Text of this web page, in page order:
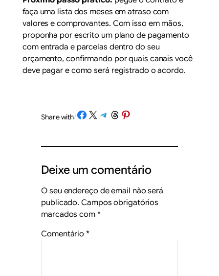
faça uma lista dos meses em atraso com
valores e comprovantes. Com isso em mãos,
proponha por escrito um plano de pagamento
com entrada e parcelas dentro do seu
orçamento, confirmando por quais canais você
deve pagar e como será registrado o acordo.
Share with/Share on Facebook
Share on X Share on Telegram
Share on Threads
Share on Pinterest
Deixe um comentário
O seu endereço de email não será
publicado. Campos obrigatórios
marcados com *
Comentário*